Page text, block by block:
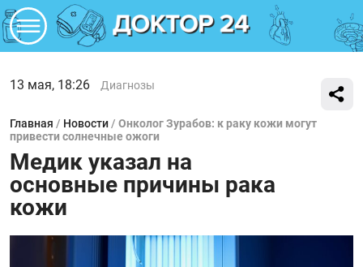
13 мая, 18:26 Диагнозы
Главная / Новости / Онколог Зурабов: к раку кожи могут
привести солнечные ожоги
Медик указал на
основные причины рака
кожи